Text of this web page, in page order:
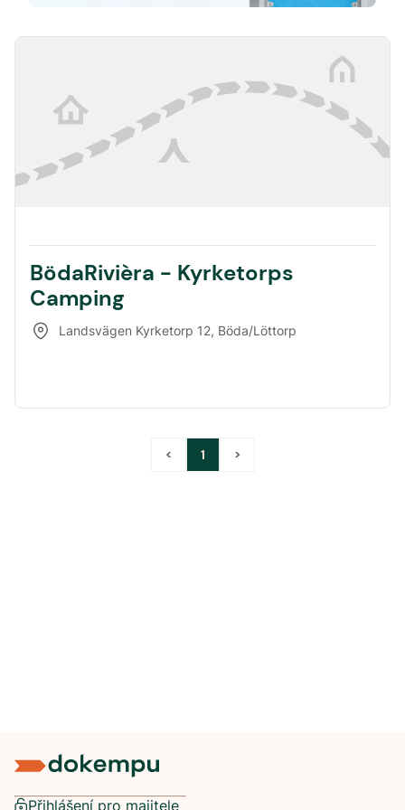
BödaRivièra - Kyrketorps
Camping
Landsvägen Kyrketorp 12, Böda/Löttorp
< 1 >
Přihlášení pro majitele